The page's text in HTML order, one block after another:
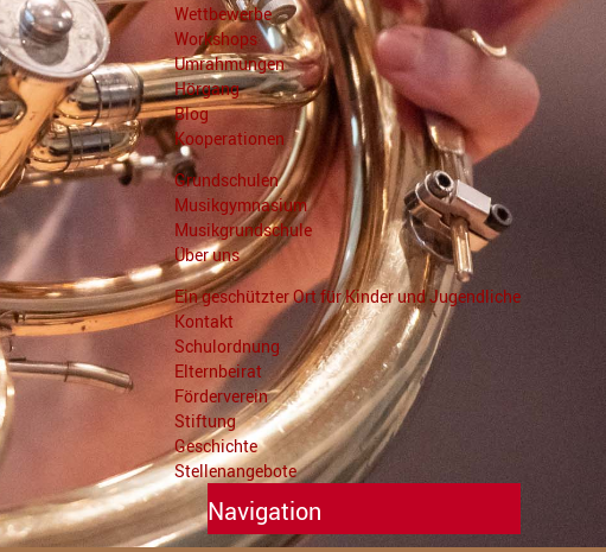
Wettbewerbe
Workshops
Umrahmungen
Hörgang
Blog
Kooperationen
Grundschulen
Musikgymnasium
Musikgrundschule
Über uns
Ein geschützter Ort für Kinder und Jugendliche
Kontakt
Schulordnung
Elternbeirat
Förderverein
Stiftung
Geschichte
Stellenangebote
Navigation